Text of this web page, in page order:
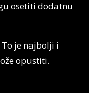
osetiti dodatnu
je najbolji i
opustiti.